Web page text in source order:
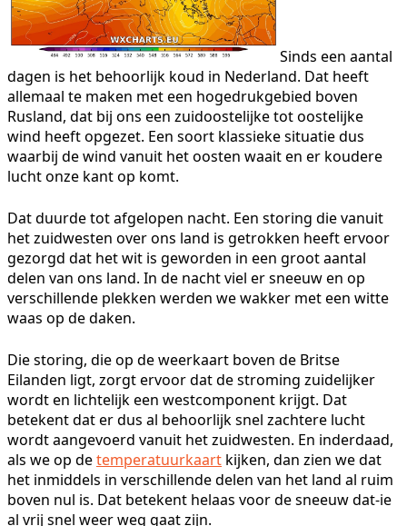
Sinds een aantal
dagen is het behoorlijk koud in Nederland. Dat heeft
allemaal te maken met een hogedrukgebied boven
Rusland, dat bij ons een zuidoostelijke tot oostelijke
wind heeft opgezet. Een soort klassieke situatie dus
waarbij de wind vanuit het oosten waait en er koudere
lucht onze kant op komt.
Dat duurde tot afgelopen nacht. Een storing die vanuit
het zuidwesten over ons land is getrokken heeft ervoor
gezorgd dat het wit is geworden in een groot aantal
delen van ons land. In de nacht viel er sneeuw en op
verschillende plekken werden we wakker met een witte
waas op de daken.
Die storing, die op de weerkaart boven de Britse
Eilanden ligt, zorgt ervoor dat de stroming zuidelijker
wordt en lichtelijk een westcomponent krijgt. Dat
betekent dat er dus al behoorlijk snel zachtere lucht
wordt aangevoerd vanuit het zuidwesten. En inderdaad,
als we op detemperatuurkaart kijken, dan zien we dat
het inmiddels in verschillende delen van het land al ruim
boven nul is. Dat betekent helaas voor de sneeuw dat-ie
al vrij snel weer weg gaat zijn.